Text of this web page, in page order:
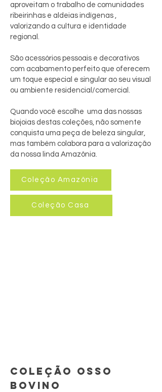
aproveitam o trabalho de comunidades
ribeirinhas e aldeias indígenas ,
valorizando a cultura e identidade
regional.
São acessórios pessoais e decorativos
com acabamento perfeito que oferecem
um toque especial e singular ao seu visual
ou ambiente residencial/comercial.
Quando você escolhe uma das nossas
biojoias destas coleções, não somente
conquista uma peça de beleza singular,
mas também colabora para a valorização
da nossa linda Amazônia.
Coleção Amazônia
Coleção Casa
COLEÇÃO OSSO
BOVINO